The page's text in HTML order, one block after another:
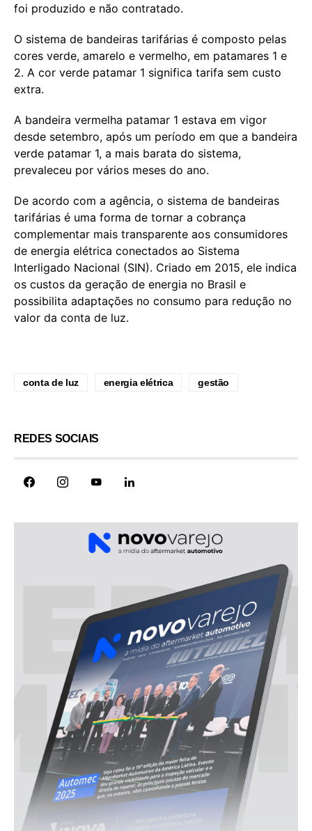
foi produzido e não contratado.
O sistema de bandeiras tarifárias é composto pelas
cores verde, amarelo e vermelho, em patamares 1 e
2. A cor verde patamar 1 significa tarifa sem custo
extra.
A bandeira vermelha patamar 1 estava em vigor
desde setembro, após um período em que a bandeira
verde patamar 1, a mais barata do sistema,
prevaleceu por vários meses do ano.
De acordo com a agência, o sistema de bandeiras
tarifárias é uma forma de tornar a cobrança
complementar mais transparente aos consumidores
de energia elétrica conectados ao Sistema
Interligado Nacional (SIN). Criado em 2015, ele indica
os custos da geração de energia no Brasil e
possibilita adaptações no consumo para redução no
valor da conta de luz.
conta de luz energia elétrica gestão
REDES SOCIAIS